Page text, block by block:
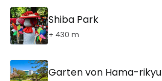
Shiba Park
+ 430 m
Garten von Hama-rikyu